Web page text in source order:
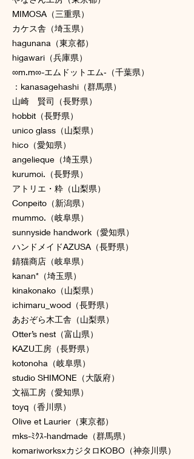
MIMOSA（三重県）
カケス舎（埼玉県）
hagunana（東京都）
higawari（兵庫県）
∞m.m∞-エムドットエム‐（千葉県）
：kanasagehashi（群馬県）
山崎 賢司（長野県）
hobbit（長野県）
unico glass（山梨県）
hico（愛知県）
angelieque（埼玉県）
kurumoi.（長野県）
アトリエ・粋（山梨県）
Conpeito（新潟県）
mummo.（岐阜県）
sunnyside handwork（愛知県）
ハンドメイドAZUSA（長野県）
錆猫商店（岐阜県）
kanan*（埼玉県）
kinakonako（山梨県）
ichimaru_wood（長野県）
あおぞら木工舎（山梨県）
Otter’s nest（富山県）
KAZU工房（長野県）
kotonoha（岐阜県）
studio SHIMONE（大阪府）
文福工房（愛知県）
toyq（香川県）
Olive et Laurier（東京都）
mks-ﾐｸｽ-handmade（群馬県）
komariworks×カジタロKOBO（神奈川県）